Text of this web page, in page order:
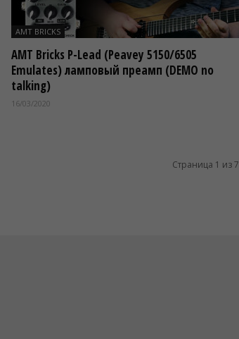
AMT BRICKS
AMT Bricks P-Lead (Peavey 5150/6505
Emulates) ламповый преамп (DEMO no
talking)
16/03/2020
Страница 1 из 7